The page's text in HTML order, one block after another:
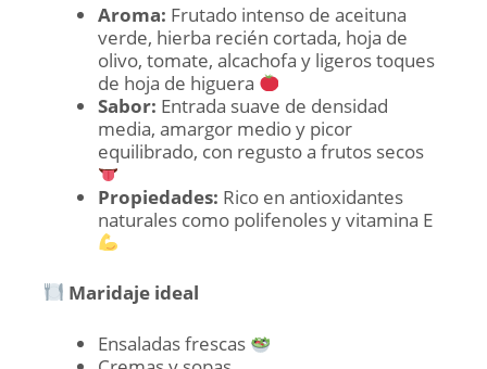
Aroma: Frutado intenso de aceituna
verde, hierba recién cortada, hoja de
olivo, tomate, alcachofa y ligeros toques
de hoja de higuera
Sabor: Entrada suave de densidad
media, amargor medio y picor
equilibrado, con regusto a frutos secos
Propiedades: Rico en antioxidantes
naturales como polifenoles y vitamina E
Maridaje ideal
Ensaladas frescas